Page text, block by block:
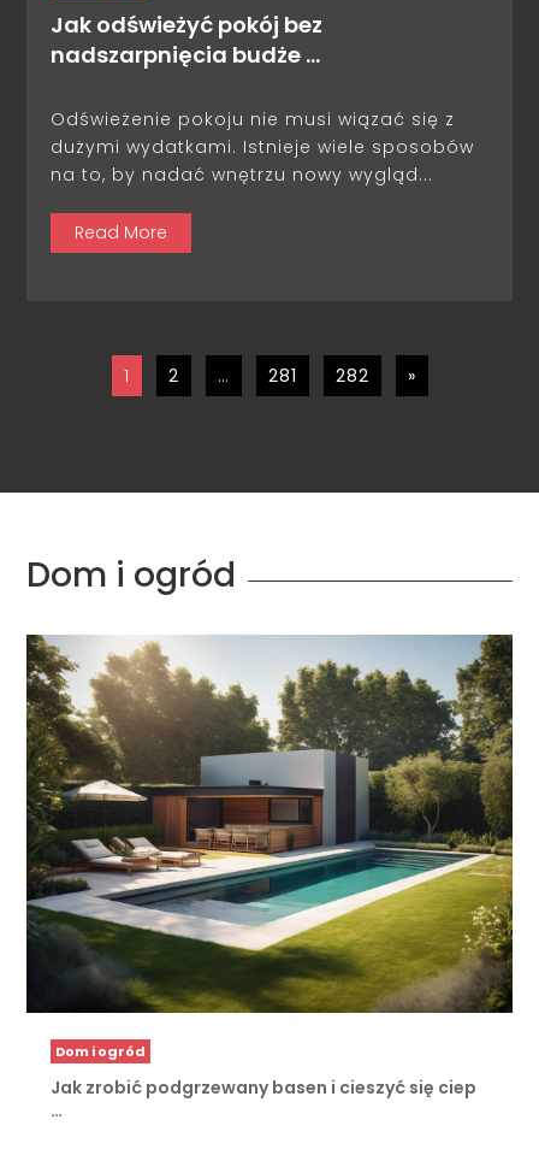
Jak odświeżyć pokój bez
nadszarpnięcia budże …
Odświeżenie pokoju nie musi wiązać się z
dużymi wydatkami. Istnieje wiele sposobów
na to, by nadać wnętrzu nowy wygląd...
Read More
1 2 … 281 282 »
Dom i ogród
Dom i ogród
Jak zrobić podgrzewany basen i cieszyć się ciep
…